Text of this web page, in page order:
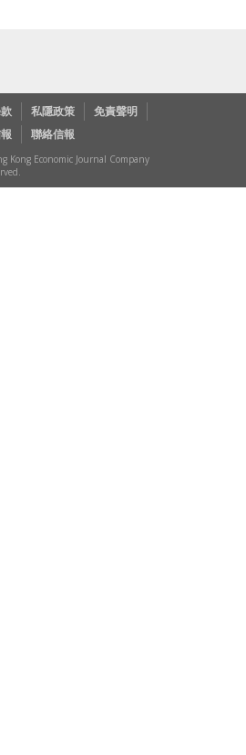
私隱政策
免責聲明
聯絡信報
Kong Economic Journal Company